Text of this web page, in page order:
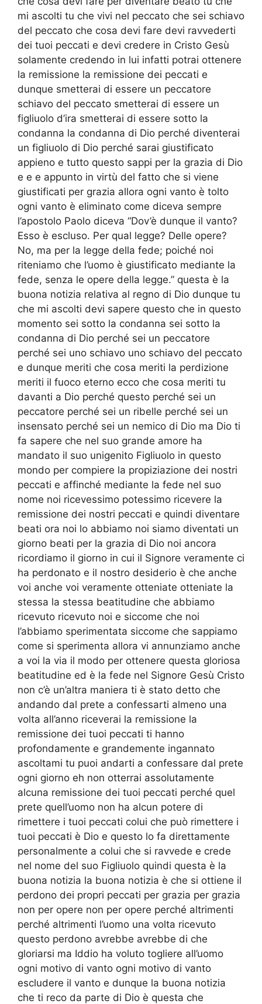
mi ascolti tu che vivi nel peccato che sei schiavo
del peccato che cosa devi fare devi ravvederti
dei tuoi peccati e devi credere in Cristo Gesù
solamente credendo in lui infatti potrai ottenere
la remissione la remissione dei peccati e
dunque smetterai di essere un peccatore
schiavo del peccato smetterai di essere un
figliuolo d’ira smetterai di essere sotto la
condanna la condanna di Dio perché diventerai
un figliuolo di Dio perché sarai giustificato
appieno e tutto questo sappi per la grazia di Dio
e e e appunto in virtù del fatto che si viene
giustificati per grazia allora ogni vanto è tolto
ogni vanto è eliminato come diceva sempre
l’apostolo Paolo diceva “Dov’è dunque il vanto?
Esso è escluso. Per qual legge? Delle opere?
No, ma per la legge della fede; poiché noi
riteniamo che l’uomo è giustificato mediante la
fede, senza le opere della legge.” questa è la
buona notizia relativa al regno di Dio dunque tu
che mi ascolti devi sapere questo che in questo
momento sei sotto la condanna sei sotto la
condanna di Dio perché sei un peccatore
perché sei uno schiavo uno schiavo del peccato
e dunque meriti che cosa meriti la perdizione
meriti il fuoco eterno ecco che cosa meriti tu
davanti a Dio perché questo perché sei un
peccatore perché sei un ribelle perché sei un
insensato perché sei un nemico di Dio ma Dio ti
fa sapere che nel suo grande amore ha
mandato il suo unigenito Figliuolo in questo
mondo per compiere la propiziazione dei nostri
peccati e affinché mediante la fede nel suo
nome noi ricevessimo potessimo ricevere la
remissione dei nostri peccati e quindi diventare
beati ora noi lo abbiamo noi siamo diventati un
giorno beati per la grazia di Dio noi ancora
ricordiamo il giorno in cui il Signore veramente ci
ha perdonato e il nostro desiderio è che anche
voi anche voi veramente otteniate otteniate la
stessa la stessa beatitudine che abbiamo
ricevuto ricevuto noi e siccome che noi
l’abbiamo sperimentata siccome che sappiamo
come si sperimenta allora vi annunziamo anche
a voi la via il modo per ottenere questa gloriosa
beatitudine ed è la fede nel Signore Gesù Cristo
non c’è un’altra maniera ti è stato detto che
andando dal prete a confessarti almeno una
volta all’anno riceverai la remissione la
remissione dei tuoi peccati ti hanno
profondamente e grandemente ingannato
ascoltami tu puoi andarti a confessare dal prete
ogni giorno eh non otterrai assolutamente
alcuna remissione dei tuoi peccati perché quel
prete quell’uomo non ha alcun potere di
rimettere i tuoi peccati colui che può rimettere i
tuoi peccati è Dio e questo lo fa direttamente
personalmente a colui che si ravvede e crede
nel nome del suo Figliuolo quindi questa è la
buona notizia la buona notizia è che si ottiene il
perdono dei propri peccati per grazia per grazia
non per opere non per opere perché altrimenti
perché altrimenti l’uomo una volta ricevuto
questo perdono avrebbe avrebbe di che
gloriarsi ma Iddio ha voluto togliere all’uomo
ogni motivo di vanto ogni motivo di vanto
escludere il vanto e dunque la buona notizia
che ti reco da parte di Dio è questa che